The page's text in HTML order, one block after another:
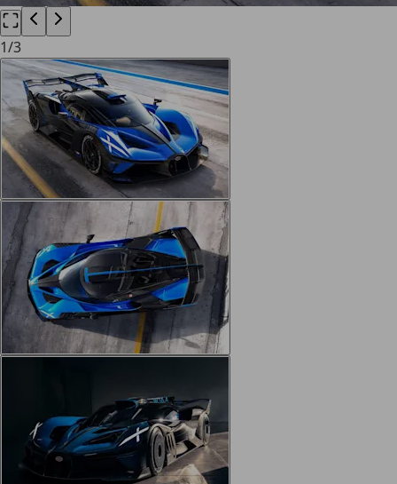
1/3